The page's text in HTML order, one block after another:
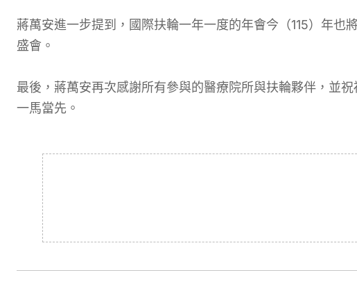
蔣萬安進一步提到，國際扶輪一年一度的年會今（115）年也
盛會。
最後，蔣萬安再次感謝所有參與的醫療院所與扶輪夥伴，並
一馬當先。